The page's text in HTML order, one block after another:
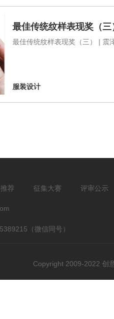
最佳传统纹样表现奖（
最佳传统纹样表现奖（三） | 震
服装设计
荐 征集大赛 评审公示
（微信同号）
Copyright 2009-2022 创